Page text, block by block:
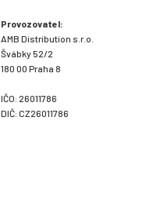
Provozovatel:
AMB Distribution s.r.o.
Švábky 52/2
180 00 Praha 8
IČO: 26011786
DIČ: CZ26011786